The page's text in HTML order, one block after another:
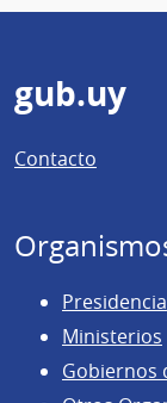
Pie
de
página
gub.uy
Contacto
Presidencia
Ministerios
Gobiernos